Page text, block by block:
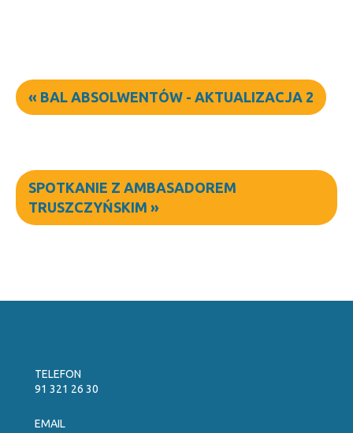
« BAL ABSOLWENTÓW - AKTUALIZACJA 2
SPOTKANIE Z AMBASADOREM
TRUSZCZYŃSKIM »
TELEFON
91 321 26 30
EMAIL